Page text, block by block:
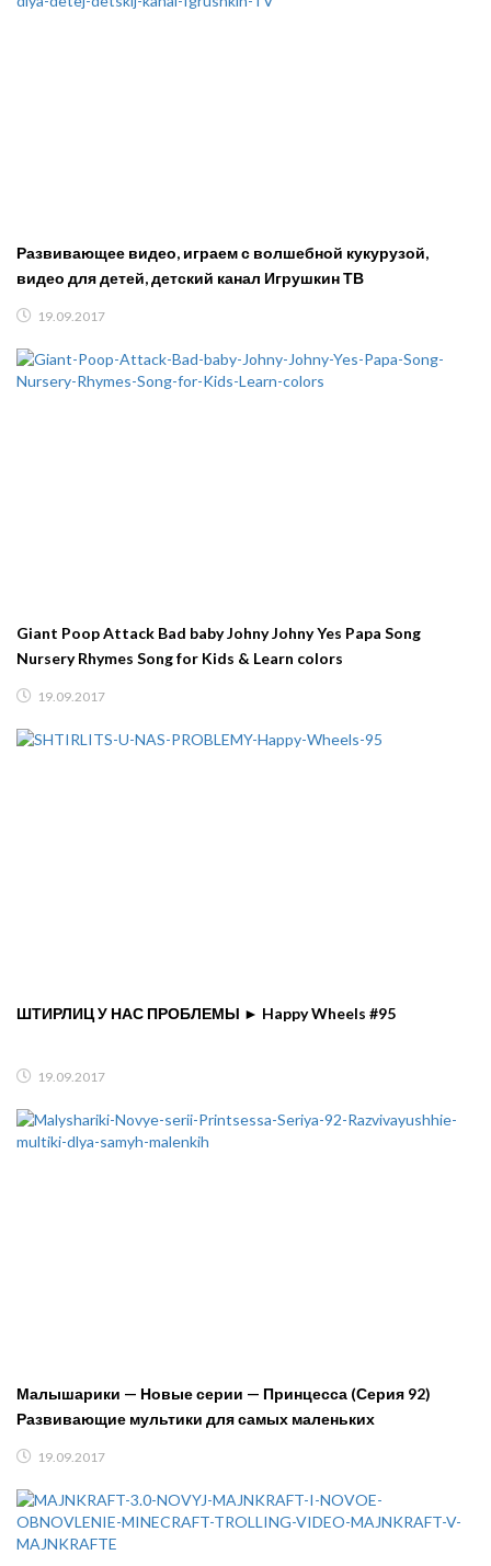
Развивающее видео, играем с волшебной кукурузой,
видео для детей, детский канал Игрушкин ТВ
19.09.2017
Giant Poop Attack Bad baby Johny Johny Yes Papa Song
Nursery Rhymes Song for Kids & Learn colors
19.09.2017
ШТИРЛИЦ У НАС ПРОБЛЕМЫ ► Happy Wheels #95
19.09.2017
Малышарики — Новые серии — Принцесса (Серия 92)
Развивающие мультики для самых маленьких
19.09.2017